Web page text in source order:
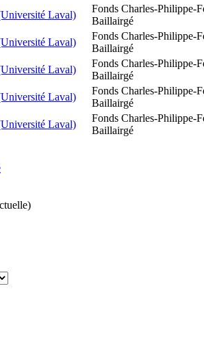
Laval)
Fonds Charles-Philippe-
Baillairgé
Laval)
Fonds Charles-Philippe-
Baillairgé
Laval)
Fonds Charles-Philippe-
Baillairgé
Laval)
Fonds Charles-Philippe-
Baillairgé
Laval)
Fonds Charles-Philippe-
Baillairgé